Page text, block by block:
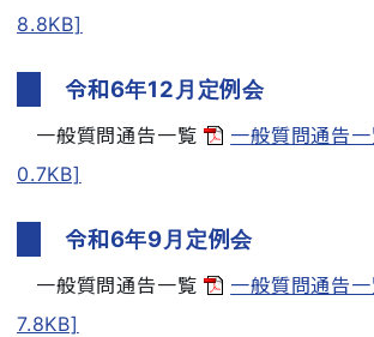
8.8KB]
令和6年12月定例会
一般質問通告一覧
一般質問通告
0.7KB]
令和6年9月定例会
一般質問通告一覧
一般質問通告
7.8KB]